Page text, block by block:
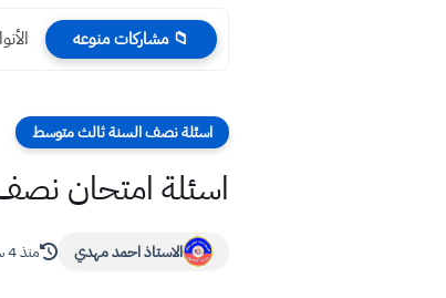
📁 مشاركات منوعه
اسئلة نصف السنة ثالث متوسط
اسئلة امتحان نصف
الاستاذ احمد مهدي منذ 4 سنة